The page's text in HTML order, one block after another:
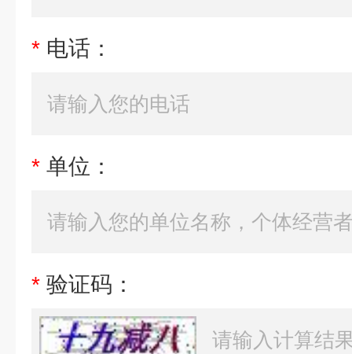
* 电话：
* 单位：
* 验证码：